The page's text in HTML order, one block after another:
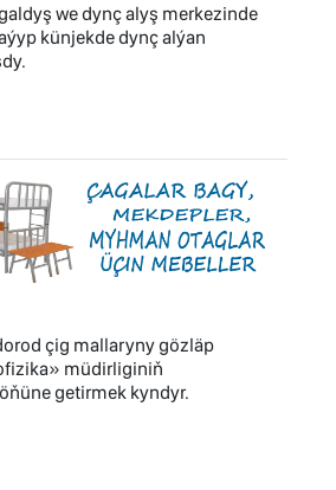
we dynç alyş merkezinde
künjekde dynç alýan
çig mallaryny gözläp
müdirliginiň
getirmek kyndyr.